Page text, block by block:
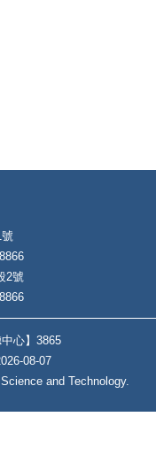
2號
聽中心】3865
08-07
and Technology.